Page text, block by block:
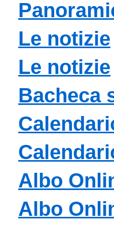
Le notizie
Le notizie
Bacheca
Albo
Albo